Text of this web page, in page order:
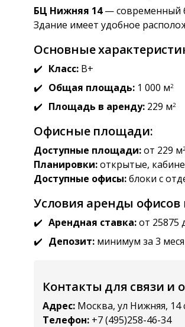
БЦ Нижняя 14— современный
Здание имеет удобное
Основные
Класс: B+
Общая площадь: 1 000 м2
Площадь в аренду: 229 м2
Офисные площади:
Доступные площади:от 229 м2
Планировки:открытые,
Доступные офисы:блоки с
Условия аренды офисов
Арендная ставка:от 25875
Депозит: минимум за 3
Контакты для связи
Адрес: Москва, ул Нижняя, 14
Телефон: +7 (495)258-46-34